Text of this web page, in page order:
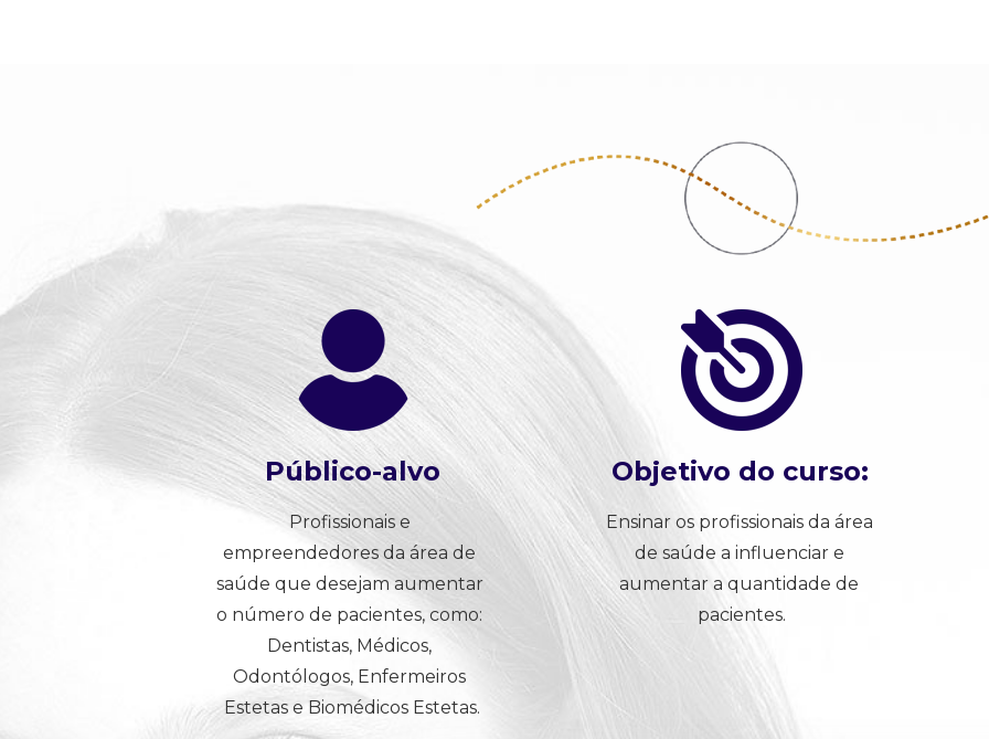
Profissionais e
empreendedores da área de
saúde que desejam aumentar
o número de pacientes, como:
Dentistas, Médicos,
Odontólogos, Enfermeiros
Estetas e Biomédicos Estetas.
Público-alvo
Ensinar os profissionais da área
de saúde a influenciar e
aumentar a quantidade de
pacientes.
Objetivo do curso: